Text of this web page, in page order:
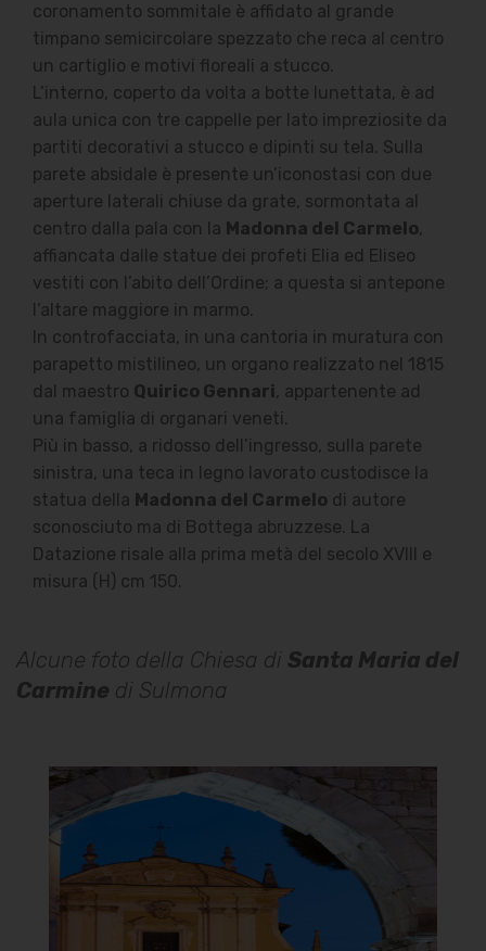
coronamento sommitale è affidato al grande
timpano semicircolare spezzato che reca al centro
un cartiglio e motivi floreali a stucco.
L’interno, coperto da volta a botte lunettata, è ad
aula unica con tre cappelle per lato impreziosite da
partiti decorativi a stucco e dipinti su tela. Sulla
parete absidale è presente un’iconostasi con due
aperture laterali chiuse da grate, sormontata al
centro dalla pala con la Madonna del Carmelo,
affiancata dalle statue dei profeti Elia ed Eliseo
vestiti con l’abito dell’Ordine; a questa si antepone
l’altare maggiore in marmo.
In controfacciata, in una cantoria in muratura con
parapetto mistilineo, un organo realizzato nel 1815
dal maestro Quirico Gennari, appartenente ad
una famiglia di organari veneti.
Più in basso, a ridosso dell’ingresso, sulla parete
sinistra, una teca in legno lavorato custodisce la
statua della Madonna del Carmelo di autore
sconosciuto ma di Bottega abruzzese. La
Datazione risale alla prima metà del secolo XVIII e
misura (H) cm 150.
Alcune foto della Chiesa di Santa Maria del
Carmine di Sulmona
Chiesa di Santa Maria del
Carmine